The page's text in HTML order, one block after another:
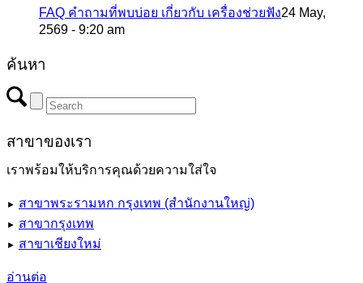
FAQ คำถามที่พบบ่อย เกี่ยวกับ เครื่องช่วยฟัง24 May,
2569 - 9:20 am
ค้นหา
สาขาของเรา
เราพร้อมให้บริการคุณด้วยความใส่ใจ
► สาขาพระรามหก กรุงเทพ (สำนักงานใหญ่)
► สาขากรุงเทพ
► สาขาเชียงใหม่
อ่านต่อ